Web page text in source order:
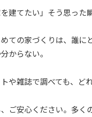
を建てたい」そう思った
ての家づくりは、誰に
からない。
や雑誌で調べても、ど
ご安心ください。多く